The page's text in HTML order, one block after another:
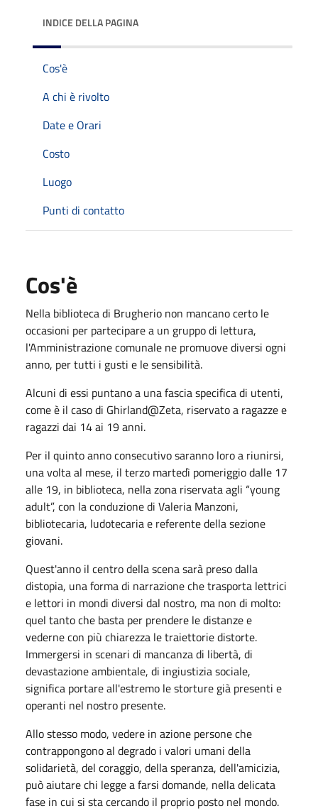
INDICE DELLA PAGINA
Cos'è
A chi è rivolto
Date e Orari
Costo
Luogo
Punti di contatto
Cos'è
Nella biblioteca di Brugherio non mancano certo le
occasioni per partecipare a un gruppo di lettura,
l'Amministrazione comunale ne promuove diversi ogni
anno, per tutti i gusti e le sensibilità.
Alcuni di essi puntano a una fascia specifica di utenti,
come è il caso di Ghirland@Zeta, riservato a ragazze e
ragazzi dai 14 ai 19 anni.
Per il quinto anno consecutivo saranno loro a riunirsi,
una volta al mese, il terzo martedì pomeriggio dalle 17
alle 19, in biblioteca, nella zona riservata agli “young
adult”, con la conduzione di Valeria Manzoni,
bibliotecaria, ludotecaria e referente della sezione
giovani.
Quest'anno il centro della scena sarà preso dalla
distopia, una forma di narrazione che trasporta lettrici
e lettori in mondi diversi dal nostro, ma non di molto:
quel tanto che basta per prendere le distanze e
vederne con più chiarezza le traiettorie distorte.
Immergersi in scenari di mancanza di libertà, di
devastazione ambientale, di ingiustizia sociale,
significa portare all'estremo le storture già presenti e
operanti nel nostro presente.
Allo stesso modo, vedere in azione persone che
contrappongono al degrado i valori umani della
solidarietà, del coraggio, della speranza, dell'amicizia,
può aiutare chi legge a farsi domande, nella delicata
fase in cui si sta cercando il proprio posto nel mondo.